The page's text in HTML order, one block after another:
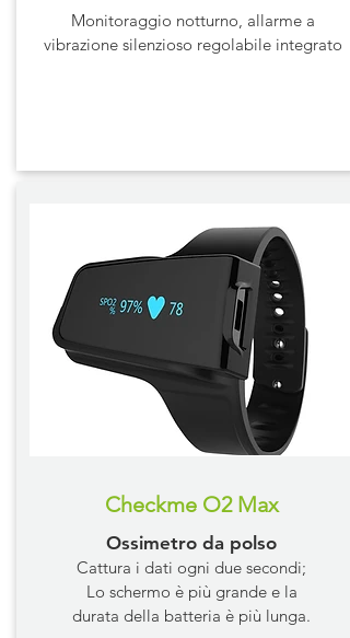
Monitoraggio notturno, allarme a
vibrazione silenzioso regolabile integrato
Checkme O2 Max
Ossimetro da polso
Cattura i dati ogni due secondi;
Lo schermo è più grande e la
durata della batteria è più lunga.